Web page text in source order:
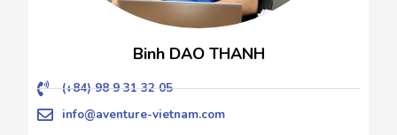
Binh DAO THANH
(+84) 98 9 31 32 05
info@aventure-vietnam.com